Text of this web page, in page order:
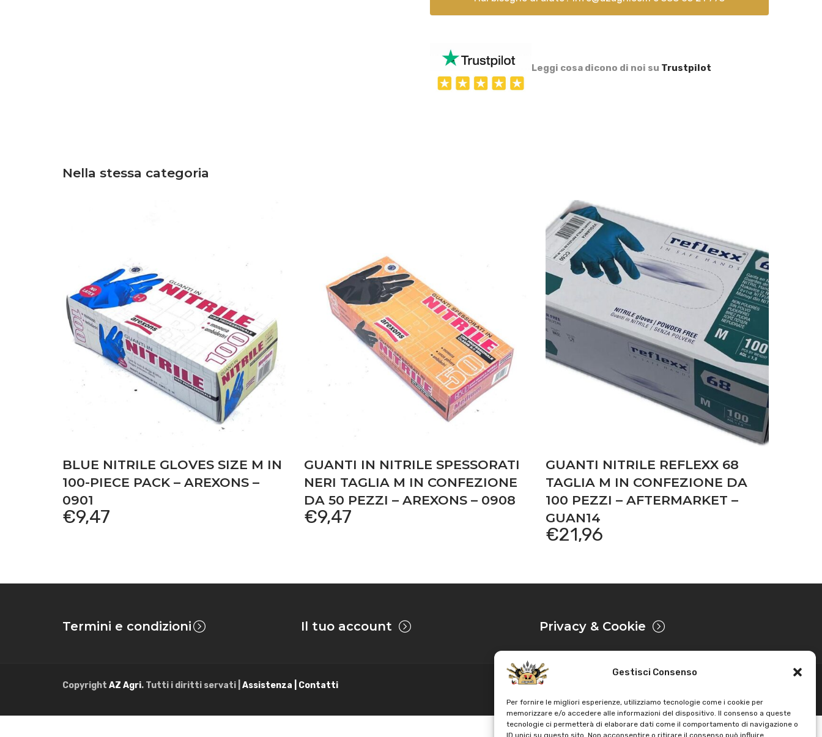
Gestisci Consenso
Per fornire le migliori esperienze, utilizziamo tecnologie come i cookie per
memorizzare e/o accedere alle informazioni del dispositivo. Il consenso a queste
tecnologie ci permetterà di elaborare dati come il comportamento di navigazione o
ID unici su questo sito. Non acconsentire o ritirare il consenso può influire
Leggi cosa dicono di noi su Trustpilot
Nella stessa categoria
BLUE NITRILE GLOVES SIZE M IN
100-PIECE PACK – AREXONS –
0901
€9,47
GUANTI IN NITRILE SPESSORATI
NERI TAGLIA M IN CONFEZIONE
DA 50 PEZZI – AREXONS – 0908
€9,47
GUANTI NITRILE REFLEXX 68
TAGLIA M IN CONFEZIONE DA
100 PEZZI – AFTERMARKET –
GUAN14
€21,96
Termini e condizioni Il tuo account Privacy & Cookie
Copyright AZ Agri. Tutti i diritti servati | Assistenza | Contatti